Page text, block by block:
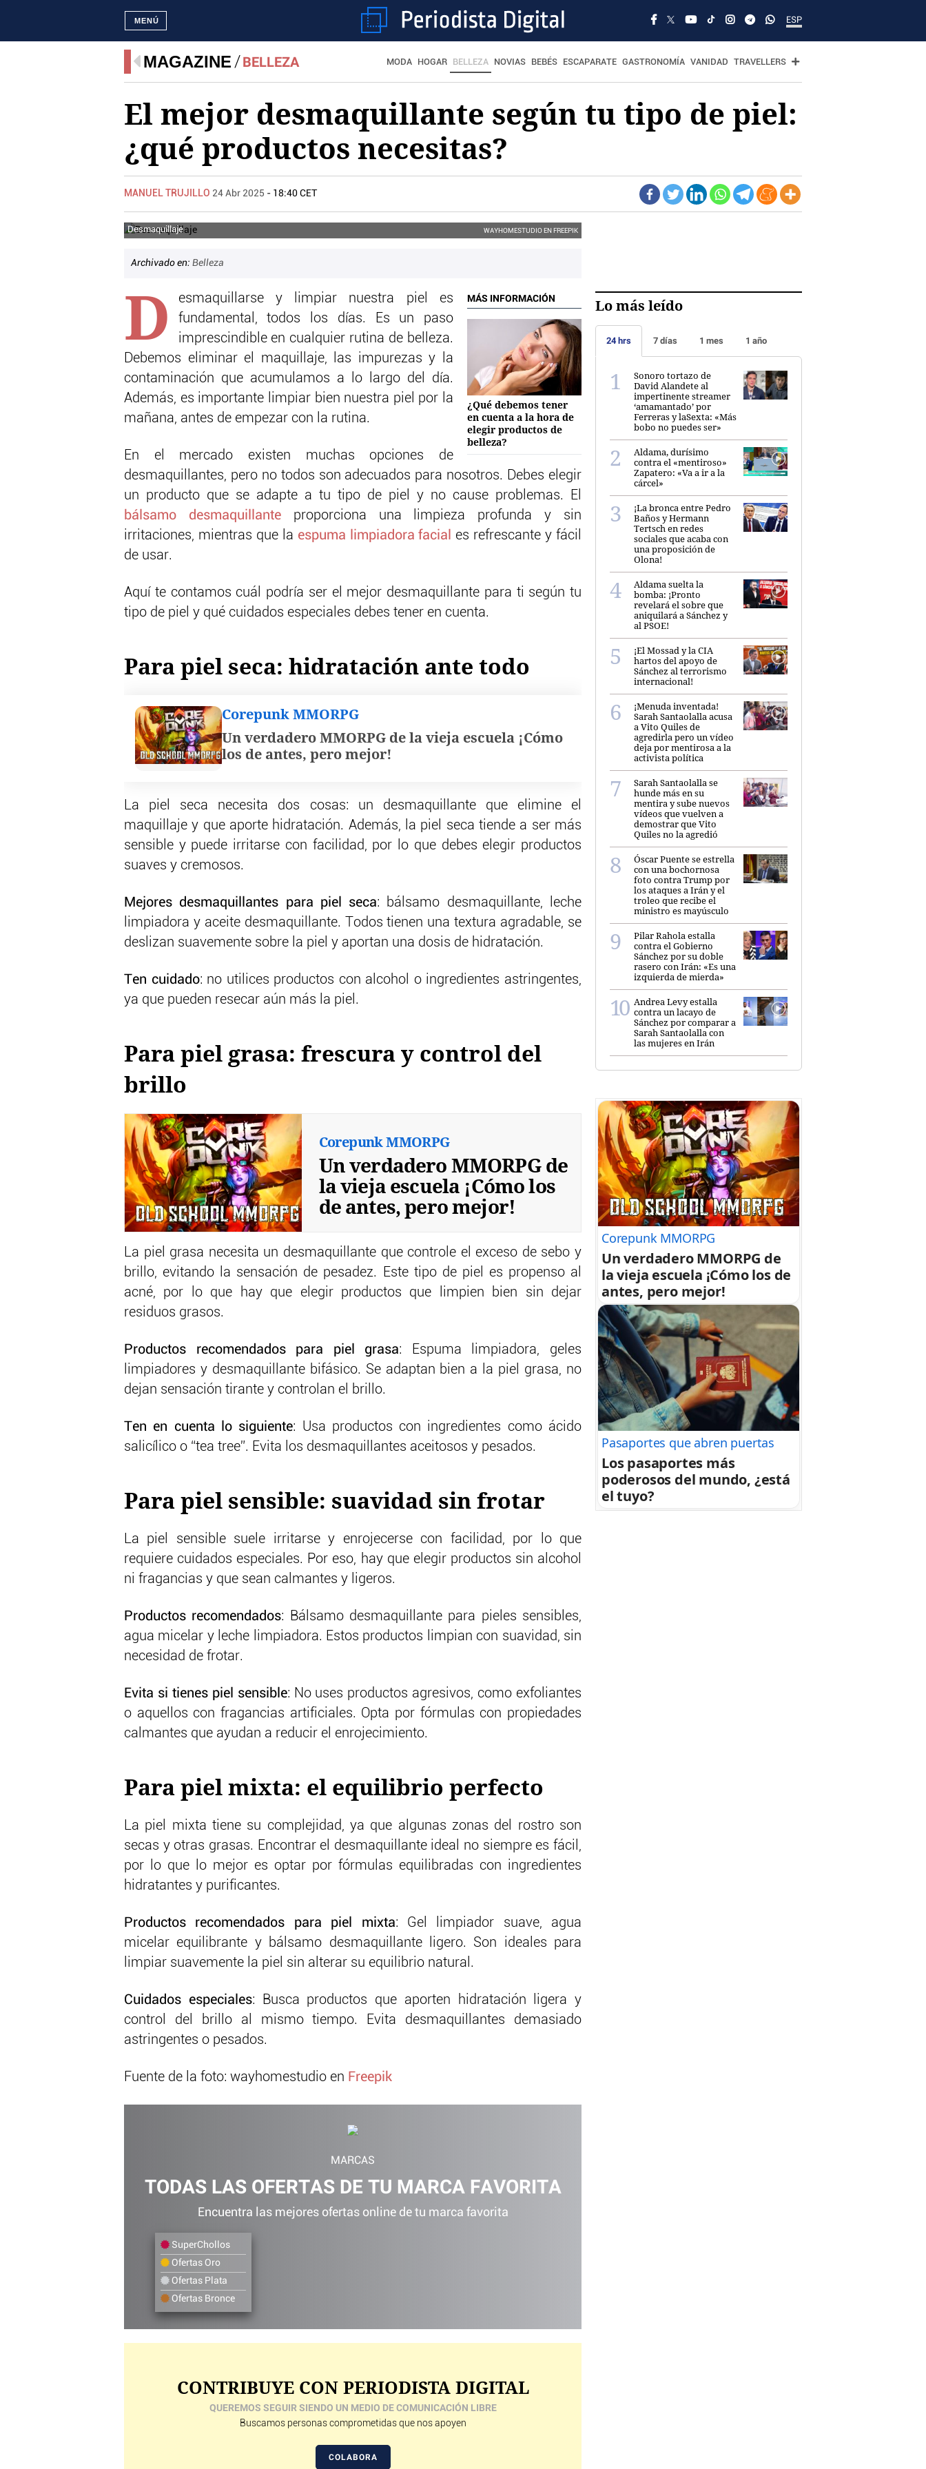
ESP
MENÚ
MAGAZINE BELLEZA MODA HOGAR BELLEZA NOVIAS BEBÉS ESCAPARATE GASTRONOMÍA VANIDAD TRAVELLERS
El mejor desmaquillante según tu tipo de piel:
¿qué productos necesitas?
MANUEL TRUJILLO 24 Abr 2025 - 18:40 CET
Desmaquillaje WAYHOMESTUDIO EN FREEPIK
Archivado en: Belleza
MÁS INFORMACIÓN
¿Qué debemos tener
en cuenta a la hora de
elegir productos de
belleza?
D
esmaquillarse y limpiar nuestra piel es
fundamental, todos los días. Es un paso
imprescindible en cualquier rutina de belleza.
Debemos eliminar el maquillaje, las impurezas y la
contaminación que acumulamos a lo largo del día.
Además, es importante limpiar bien nuestra piel por la
mañana, antes de empezar con la rutina.
En el mercado existen muchas opciones de
desmaquillantes, pero no todos son adecuados para nosotros. Debes elegir
un producto que se adapte a tu tipo de piel y no cause problemas. El
bálsamo desmaquillanteproporciona una limpieza profunda y sin
irritaciones, mientras que la espuma limpiadora facial
es refrescante y fácil
de usar.
Aquí te contamos cuál podría ser el mejor desmaquillante para ti según tu
tipo de piel y qué cuidados especiales debes tener en cuenta.
Para piel seca: hidratación ante todo
Corepunk MMORPG
Un verdadero MMORPG de la vieja escuela ¡Cómo
los de antes, pero mejor!
La piel seca necesita dos cosas: un desmaquillante que elimine el
maquillaje y que aporte hidratación. Además, la piel seca tiende a ser más
sensible y puede irritarse con facilidad, por lo que debes elegir productos
suaves y cremosos.
Mejores desmaquillantes para piel seca: bálsamo desmaquillante, leche
limpiadora y aceite desmaquillante. Todos tienen una textura agradable, se
deslizan suavemente sobre la piel y aportan una dosis de hidratación.
Ten cuidado: no utilices productos con alcohol o ingredientes astringentes,
ya que pueden resecar aún más la piel.
Para piel grasa: frescura y control del
brillo
Corepunk MMORPG
Un verdadero MMORPG de
la vieja escuela ¡Cómo los
de antes, pero mejor!
La piel grasa necesita un desmaquillante que controle el exceso de sebo y
brillo, evitando la sensación de pesadez. Este tipo de piel es propenso al
acné, por lo que hay que elegir productos que limpien bien sin dejar
residuos grasos.
Productos recomendados para piel grasa: Espuma limpiadora, geles
limpiadores y desmaquillante bifásico. Se adaptan bien a la piel grasa, no
dejan sensación tirante y controlan el brillo.
Ten en cuenta lo siguiente: Usa productos con ingredientes como ácido
salicílico o “tea tree”. Evita los desmaquillantes aceitosos y pesados.
Para piel sensible: suavidad sin frotar
La piel sensible suele irritarse y enrojecerse con facilidad, por lo que
requiere cuidados especiales. Por eso, hay que elegir productos sin alcohol
ni fragancias y que sean calmantes y ligeros.
Productos recomendados: Bálsamo desmaquillante para pieles sensibles,
agua micelar y leche limpiadora. Estos productos limpian con suavidad, sin
necesidad de frotar.
Evita si tienes piel sensible: No uses productos agresivos, como exfoliantes
o aquellos con fragancias artificiales. Opta por fórmulas con propiedades
calmantes que ayudan a reducir el enrojecimiento.
Para piel mixta: el equilibrio perfecto
La piel mixta tiene su complejidad, ya que algunas zonas del rostro son
secas y otras grasas. Encontrar el desmaquillante ideal no siempre es fácil,
por lo que lo mejor es optar por fórmulas equilibradas con ingredientes
hidratantes y purificantes.
Productos recomendados para piel mixta: Gel limpiador suave, agua
micelar equilibrante y bálsamo desmaquillante ligero. Son ideales para
limpiar suavemente la piel sin alterar su equilibrio natural.
Cuidados especiales: Busca productos que aporten hidratación ligera y
control del brillo al mismo tiempo. Evita desmaquillantes demasiado
astringentes o pesados.
Fuente de la foto: wayhomestudio en Freepik
MARCAS
TODAS LAS OFERTAS DE TU MARCA FAVORITA
Encuentra las mejores ofertas online de tu marca favorita
SuperChollos
Ofertas Oro
Ofertas Plata
Ofertas Bronce
CONTRIBUYE CON PERIODISTA DIGITAL
QUEREMOS SEGUIR SIENDO UN MEDIO DE COMUNICACIÓN LIBRE
Buscamos personas comprometidas que nos apoyen
COLABORA
Lo más leído
24 hrs 7 días 1 mes 1 año
Sonoro tortazo de
David Alandete al
impertinente streamer
‘amamantado’ por
Ferreras y laSexta: «Más
bobo no puedes ser»
Aldama, durísimo
contra el «mentiroso»
Zapatero: «Va a ir a la
cárcel»
¡La bronca entre Pedro
Baños y Hermann
Tertsch en redes
sociales que acaba con
una proposición de
Olona!
Aldama suelta la
bomba: ¡Pronto
revelará el sobre que
aniquilará a Sánchez y
al PSOE!
¡El Mossad y la CIA
hartos del apoyo de
Sánchez al terrorismo
internacional!
¡Menuda inventada!
Sarah Santaolalla acusa
a Vito Quiles de
agredirla pero un vídeo
deja por mentirosa a la
activista política
Sarah Santaolalla se
hunde más en su
mentira y sube nuevos
vídeos que vuelven a
demostrar que Vito
Quiles no la agredió
Óscar Puente se estrella
con una bochornosa
foto contra Trump por
los ataques a Irán y el
troleo que recibe el
ministro es mayúsculo
Pilar Rahola estalla
contra el Gobierno
Sánchez por su doble
rasero con Irán: «Es una
izquierda de mierda»
Andrea Levy estalla
contra un lacayo de
Sánchez por comparar a
Sarah Santaolalla con
las mujeres en Irán
Corepunk MMORPG
Un verdadero MMORPG de
la vieja escuela ¡Cómo los de
antes, pero mejor!
Pasaportes que abren puertas
Los pasaportes más
poderosos del mundo, ¿está
el tuyo?